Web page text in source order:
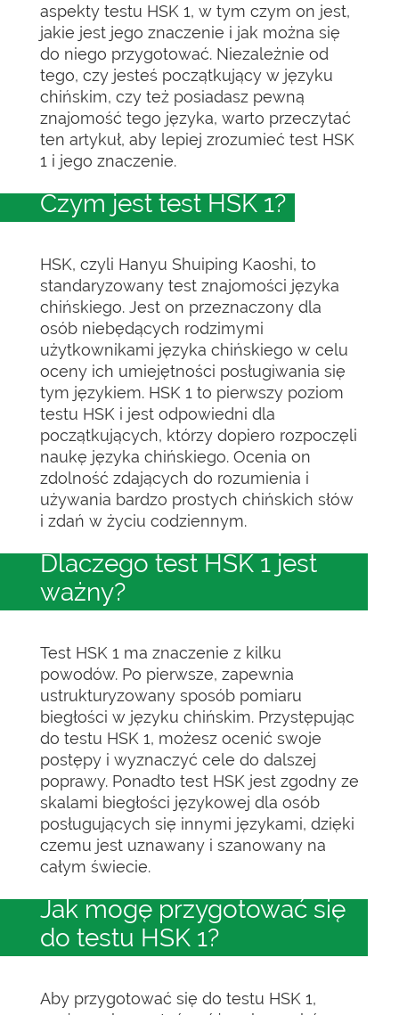
aspekty testu HSK 1, w tym czym on jest,
jakie jest jego znaczenie i jak można się
do niego przygotować. Niezależnie od
tego, czy jesteś początkujący w języku
chińskim, czy też posiadasz pewną
znajomość tego języka, warto przeczytać
ten artykuł, aby lepiej zrozumieć test HSK
1 i jego znaczenie.
Czym jest test HSK 1?
HSK, czyli Hanyu Shuiping Kaoshi, to
standaryzowany test znajomości języka
chińskiego. Jest on przeznaczony dla
osób niebędących rodzimymi
użytkownikami języka chińskiego w celu
oceny ich umiejętności posługiwania się
tym językiem. HSK 1 to pierwszy poziom
testu HSK i jest odpowiedni dla
początkujących, którzy dopiero rozpoczęli
naukę języka chińskiego. Ocenia on
zdolność zdających do rozumienia i
używania bardzo prostych chińskich słów
i zdań w życiu codziennym.
Dlaczego test HSK 1 jest
ważny?
Test HSK 1 ma znaczenie z kilku
powodów. Po pierwsze, zapewnia
ustrukturyzowany sposób pomiaru
biegłości w języku chińskim. Przystępując
do testu HSK 1, możesz ocenić swoje
postępy i wyznaczyć cele do dalszej
poprawy. Ponadto test HSK jest zgodny ze
skalami biegłości językowej dla osób
posługujących się innymi językami, dzięki
czemu jest uznawany i szanowany na
całym świecie.
Jak mogę przygotować się
do testu HSK 1?
Aby przygotować się do testu HSK 1,